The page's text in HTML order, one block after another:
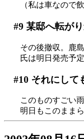
（私は車なので
#9 某邸へ転が
その後撤収。鹿
氏は明日発売予
#10 それにして
このものすごい
明日もこのまま